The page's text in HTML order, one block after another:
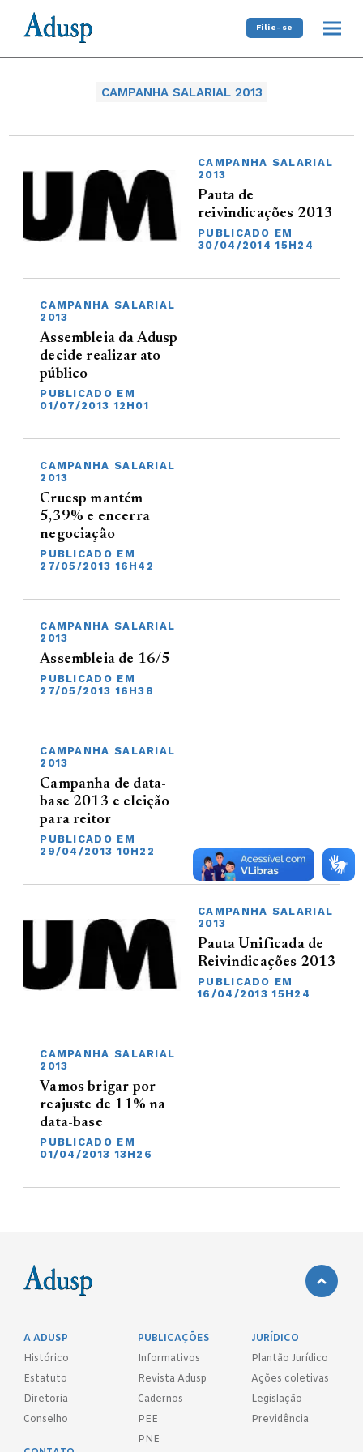
Filie-se
CAMPANHA SALARIAL 2013
CAMPANHA SALARIAL
2013
Pauta de
reivindicações 2013
PUBLICADO EM
30/04/2014 15H24
CAMPANHA SALARIAL
2013
Assembleia da Adusp
decide realizar ato
público
PUBLICADO EM
01/07/2013 12H01
CAMPANHA SALARIAL
2013
Cruesp mantém
5,39% e encerra
negociação
PUBLICADO EM
27/05/2013 16H42
CAMPANHA SALARIAL
2013
Assembleia de 16/5
PUBLICADO EM
27/05/2013 16H38
CAMPANHA SALARIAL
2013
Campanha de data-
base 2013 e eleição
para reitor
PUBLICADO EM
29/04/2013 10H22
CAMPANHA SALARIAL
2013
Pauta Unificada de
Reivindicações 2013
PUBLICADO EM
16/04/2013 15H24
CAMPANHA SALARIAL
2013
Vamos brigar por
reajuste de 11% na
data-base
PUBLICADO EM
01/04/2013 13H26
A ADUSP
Histórico
Estatuto
Diretoria
Conselho
PUBLICAÇÕES
Informativos
Revista Adusp
Cadernos
PEE
PNE
JURÍDICO
Plantão Jurídico
Ações coletivas
Legislação
Previdência